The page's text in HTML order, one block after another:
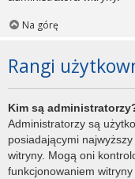
Na górę
Rangi
Kim są
Administratorzy są
posiadającymi
witryny. Mogą oni
funkcjonowaniem witryny